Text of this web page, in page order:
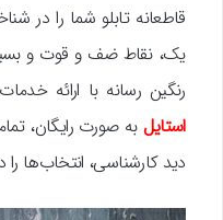
قاطعانه تابلو شما را در
یک، نقاط ضف و قوت و
رنگین رسانه با ارائه
استایل به صورت رایگان،
دید کارشناسی، انتخاب‌ها